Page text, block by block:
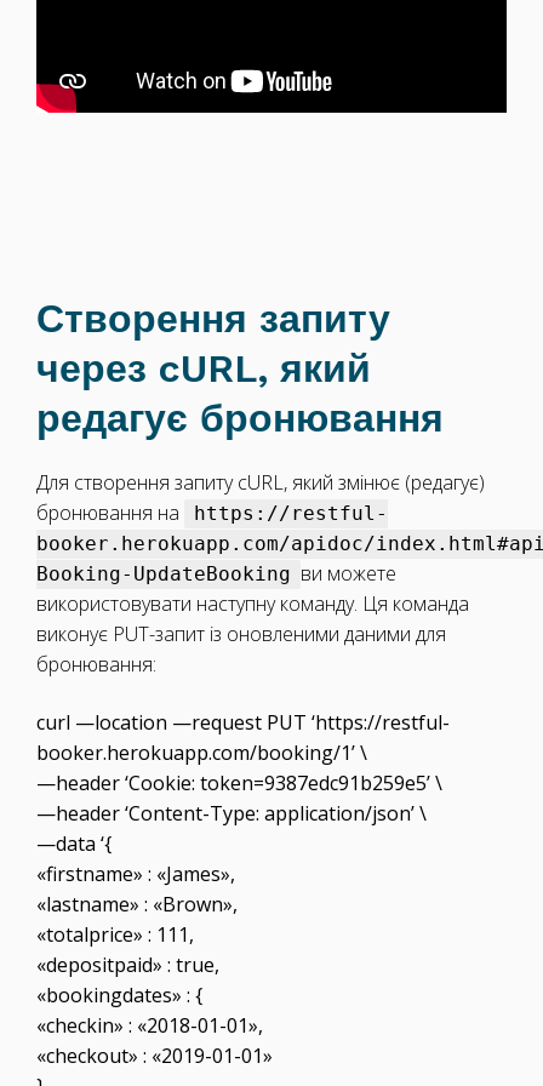
Створення запиту
через cURL, який
редагує бронювання
Для створення запиту cURL, який змінює (редагує)
бронювання на
https://restful-
booker.herokuapp.com/apidoc/
Booking-UpdateBooking ви можете
використовувати наступну команду. Ця команда
виконує PUT-запит із оновленими даними для
бронювання:
curl —location —request PUT ‘https://restful-
booker.herokuapp.com/booking/1’ \
—header ‘Cookie: token=9387edc91b259e5’ \
—header ‘Content-Type: application/json’ \
—data ‘{
«firstname» : «James»,
«lastname» : «Brown»,
«totalprice» : 111,
«depositpaid» : true,
«bookingdates» : {
«checkin» : «2018-01-01»,
«checkout» : «2019-01-01»